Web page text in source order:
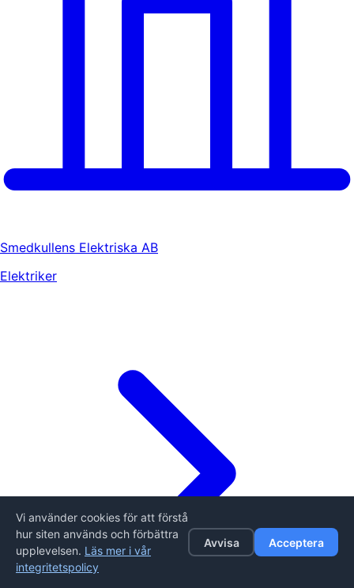
Smedkullens Elektriska AB
Elektriker
Vi använder cookies för att förstå
hur siten används och förbättra
upplevelsen. Läs mer i vår
integritetspolicy
Avvisa Acceptera